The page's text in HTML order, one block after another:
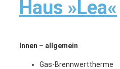
Haus »Lea«
Innen – allgemein
Gas-Brennwerttherme